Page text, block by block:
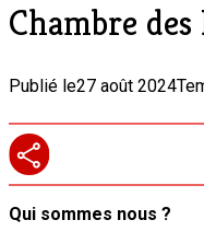
Chambre des
Publié le27 août 2024
Qui sommes nous ?